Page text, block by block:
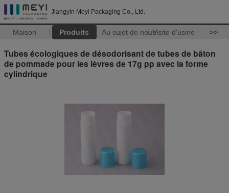
Jiangyin Meyi Packaging Co., Ltd.
Maison Produits Au sujet de nousVisite d'usine >>
Tubes écologiques de désodorisant de tubes de bâton
de pommade pour les lèvres de 17g pp avec la forme
cylindrique